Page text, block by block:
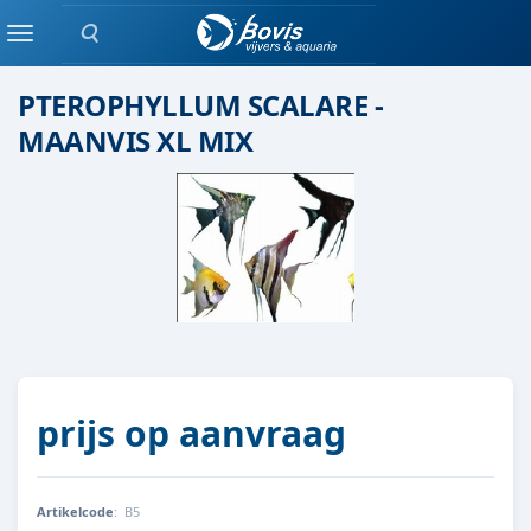
Zoeken
MenuScholenvis
PTEROPHYLLUM SCALARE -
MAANVIS XL MIX
prijs op aanvraag
Artikelcode: B5